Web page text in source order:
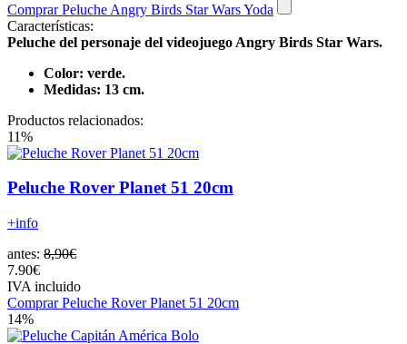
Comprar Peluche Angry Birds Star Wars Yoda
Características:
Peluche del personaje del videojuego Angry Birds Star Wars.
Color: verde.
Medidas: 13 cm.
Productos relacionados:
11%
Peluche Rover Planet 51 20cm
+info
antes: 8,90€
7.90€
IVA incluido
Comprar Peluche Rover Planet 51 20cm
14%